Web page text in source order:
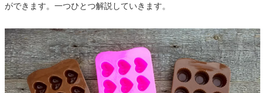
ができます。一つひとつ解説していきます。